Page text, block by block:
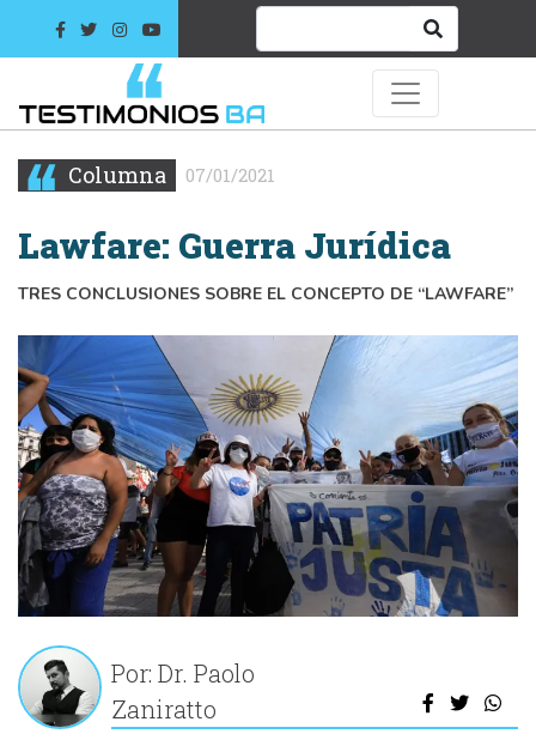
Columna 07/01/2021
Lawfare: Guerra Jurídica
TRES CONCLUSIONES SOBRE EL CONCEPTO DE “LAWFARE”
Por: Dr. Paolo
Zaniratto